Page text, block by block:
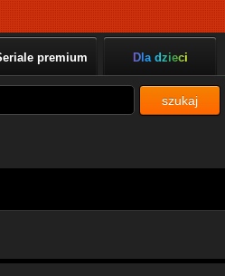
premium Dla dzieci
szukaj